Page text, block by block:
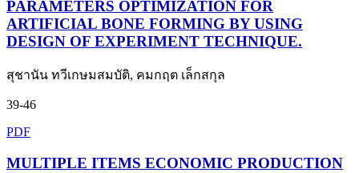
PARAMETERS OPTIMIZATION FOR
ARTIFICIAL BONE FORMING BY USING
DESIGN OF EXPERIMENT TECHNIQUE.
สุชานัน ทวีเกษมสมบัติ, คมกฤต เล็กสกุล
39-46
PDF
MULTIPLE ITEMS ECONOMIC PRODUCTION